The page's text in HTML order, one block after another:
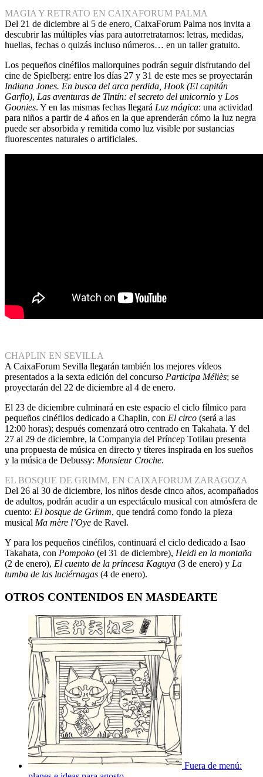
MAGIA Y RETRATO EN CAIXAFORUM PALMA
Del 21 de diciembre al 5 de enero, CaixaForum Palma nos invita a
descubrir las múltiples vías para autorretratarnos: letras, medidas,
huellas, fechas o quizás incluso números… en un taller gratuito.
Los pequeños cinéfilos mallorquines podrán seguir disfrutando del
cine de Spielberg: entre los días 27 y 31 de este mes se proyectarán
Indiana Jones. En busca del arca perdida, Hook (El capitán
Garfio), Las aventuras de Tintín: el secreto del unicornio y Los
Goonies. Y en las mismas fechas llegará Luz mágica: una actividad
para niños a partir de 4 años en la que aprenderán cómo la luz negra
puede ser absorbida y remitida como luz visible por sustancias
fluorescentes naturales o artificiales.
CHAPLIN EN SEVILLA
A CaixaForum Sevilla llegarán también los mejores vídeos
presentados a la sexta edición del concurso Participa Méliès; se
proyectarán del 22 de diciembre al 4 de enero.
El 23 de diciembre culminará en este espacio el ciclo fílmico para
pequeños cinéfilos dedicado a Chaplin, con El circo (será a las
12:00 horas); después comenzará otro centrado en Takahata. Y del
27 al 29 de diciembre, la Companyia del Príncep Totilau presenta
una propuesta de música en directo y títeres inspirada en los sueños
y la música de Debussy: Monsieur Croche.
EL BOSQUE DE GRIMM, EN CAIXAFORUM ZARAGOZA
Del 26 al 30 de diciembre, los niños desde cinco años, acompañados
de adultos, podrán acudir a un espectáculo musical con atmósfera de
cuento: El bosque de Grimm, que tendrá como fondo la pieza
musical Ma mère l’Oye de Ravel.
Y para los pequeños cinéfilos, continuará el ciclo dedicado a Isao
Takahata, con Pompoko (el 31 de diciembre), Heidi en la montaña
(2 de enero), El cuento de la princesa Kaguya (3 de enero) y La
tumba de las luciérnagas (4 de enero).
OTROS CONTENIDOS EN MASDEARTE
Fuera de menú: